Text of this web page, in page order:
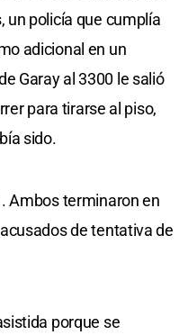
un policía que cumplía
adicional en un
Garay al 3300 le salió
para tirarse al piso,
sido.
Ambos terminaron en
de tentativa de
porque se